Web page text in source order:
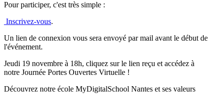
Pour participer, c'est très simple :
Inscrivez-vous.
Un lien de connexion vous sera envoyé par mail avant le début de
l'événement.
Jeudi 19 novembre à 18h, cliquez sur le lien reçu et accédez à
notre Journée Portes Ouvertes Virtuelle !
Découvrez notre école MyDigitalSchool Nantes et ses valeurs